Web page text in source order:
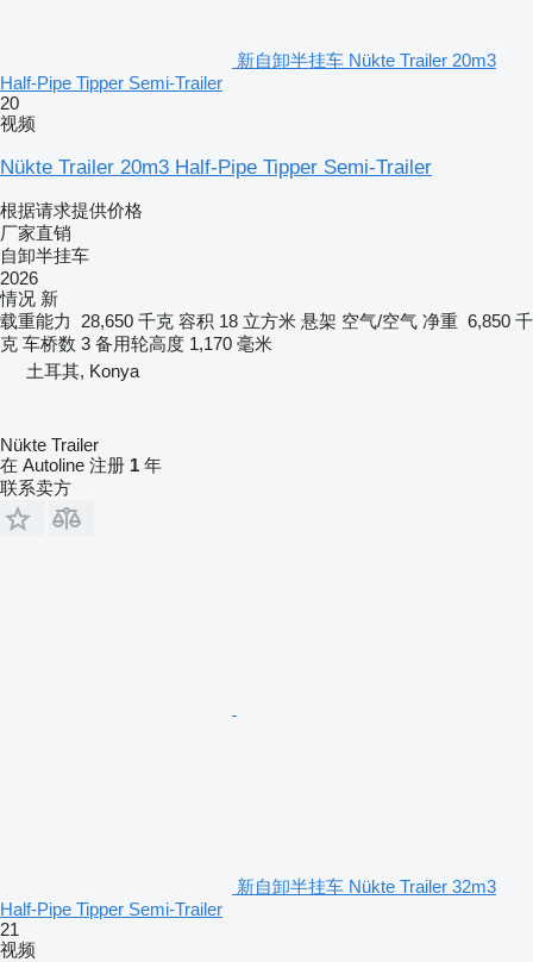
新自卸半挂车 Nükte Trailer 20m3
Half-Pipe Tipper Semi-Trailer
20
视频
Nükte Trailer 20m3 Half-Pipe Tipper Semi-Trailer
根据请求提供价格
厂家直销
自卸半挂车
2026
情况 新
载重能力
28,650 千克 容积 18 立方米 悬架 空气/空气 净重 6,850 千
克 车桥数 3 备用轮高度 1,170 毫米
土耳其, Konya
Nükte Trailer
在 Autoline 注册 1 年
联系卖方
新自卸半挂车 Nükte Trailer 32m3
Half-Pipe Tipper Semi-Trailer
21
视频